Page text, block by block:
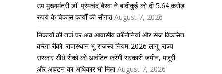
उप मुख्यमंत्री डॉ. प्रेमचंद बैरवा ने बांदीकुई को दी 5.64 करोड़
रुपये के विकास कार्यों की सौगात August 7, 2026
निकायों की तर्ज पर अब आवासीय कॉलोनियां और सेज विकसित
करेगा रीको: राजस्थान भू-राजस्व नियम-2026 लागू; राज्य
सरकार सीधे रीको को आवंटित करेगी सरकारी जमीन, मंजूरी
और आवंटन का अधिकार भी मिला August 7, 2026